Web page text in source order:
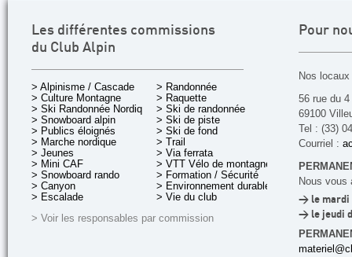
Les différentes commissions
du Club Alpin
> Alpinisme / Cascade
> Culture Montagne
> Ski Randonnée Nordique
> Snowboard alpin
> Publics éloignés
> Marche nordique
> Jeunes
> Mini CAF
> Snowboard rando
> Canyon
> Escalade
> Randonnée
> Raquette
> Ski de randonnée
> Ski de piste
> Ski de fond
> Trail
> Via ferrata
> VTT Vélo de montagne
> Formation / Sécurité
> Environnement durable
> Vie du club
> Voir les responsables par commission
Pour
Nos
56 rue du
69100
Tel : (33)
Courriel :
Nous vous
> le mardi
> le jeudi